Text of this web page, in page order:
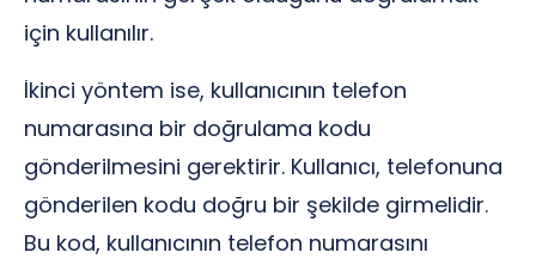
için kullanılır.
İkinci yöntem ise, kullanıcının telefon
numarasına bir doğrulama kodu
gönderilmesini gerektirir. Kullanıcı, telefonuna
gönderilen kodu doğru bir şekilde girmelidir.
Bu kod, kullanıcının telefon numarasını